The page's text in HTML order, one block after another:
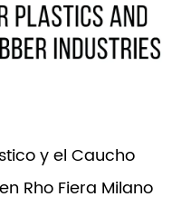
y el Caucho
Rho Fiera Milano